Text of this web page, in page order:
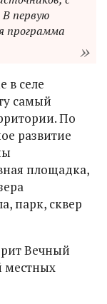
В первую
программа
в селе
самый
По
развитие
площадка,
парк, сквер
Вечный
местных